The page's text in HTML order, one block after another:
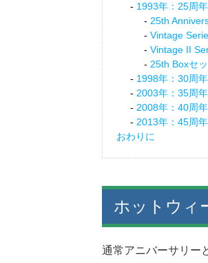
1993年：25周
25th
Vintage
Vintage II
25th Boxセッ
1998年：30周
2003年：35周年
2008年：40周年
2013年：45周年
おわりに
ホットウィ
通常アニバーサリー